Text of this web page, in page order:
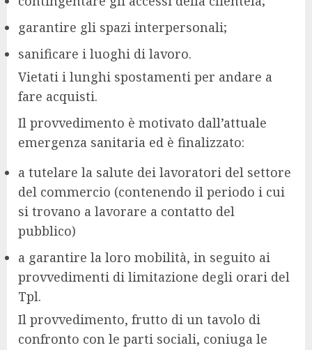
garantire gli spazi interpersonali;
sanificare i luoghi di lavoro.
Vietati i lunghi spostamenti per andare a
fare acquisti.
Il provvedimento è motivato dall’attuale
emergenza sanitaria ed è finalizzato:
a tutelare la salute dei lavoratori del settore
del commercio (contenendo il periodo i cui
si trovano a lavorare a contatto del
pubblico)
a garantire la loro mobilità, in seguito ai
provvedimenti di limitazione degli orari del
Tpl.
Il provvedimento, frutto di un tavolo di
confronto con le parti sociali, coniuga le